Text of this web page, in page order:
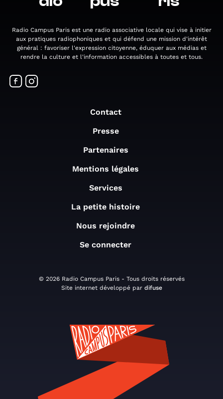
Radio Campus Paris est une radio associative locale qui vise à initier
aux pratiques radiophoniques et qui défend une mission d'intérêt
général : favoriser l'expression citoyenne, éduquer aux médias et
rendre la culture et l'information accessibles à toutes et tous.
Contact
Presse
Partenaires
Mentions légales
Services
La petite histoire
Nous rejoindre
Se connecter
© 2026 Radio Campus Paris - Tous droits réservés
Site internet développé par difuse